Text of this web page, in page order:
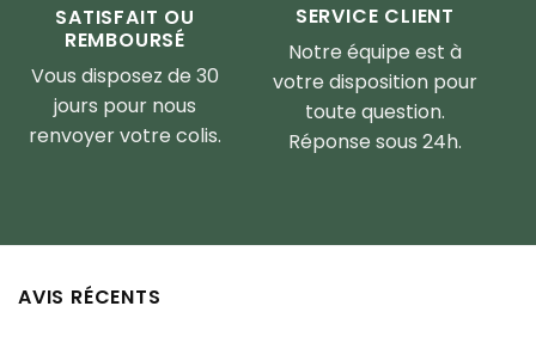
SATISFAIT OU
REMBOURSÉ
Vous disposez de 30
jours pour nous
renvoyer votre colis.
SERVICE CLIENT
Notre équipe est à
votre disposition pour
toute question.
Réponse sous 24h.
AVIS RÉCENTS